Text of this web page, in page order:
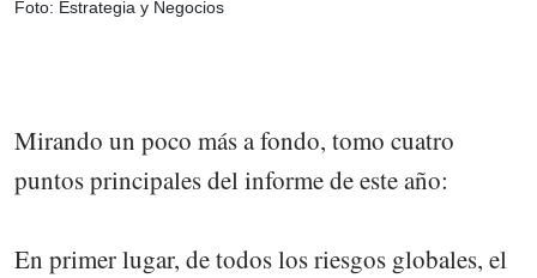
Foto: Estrategia y Negocios
Mirando un poco más a fondo, tomo cuatro
puntos principales del informe de este año:
En primer lugar, de todos los riesgos globales, el